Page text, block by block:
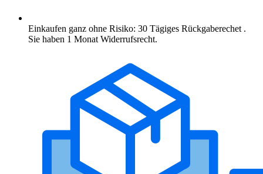
Einkaufen ganz ohne Risiko: 30 Tägiges Rückgaberechet .
Sie haben 1 Monat Widerrufsrecht.